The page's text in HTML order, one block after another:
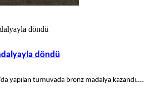
döndü
döndü
yapılan turnuvada bronz madalya kazandı....